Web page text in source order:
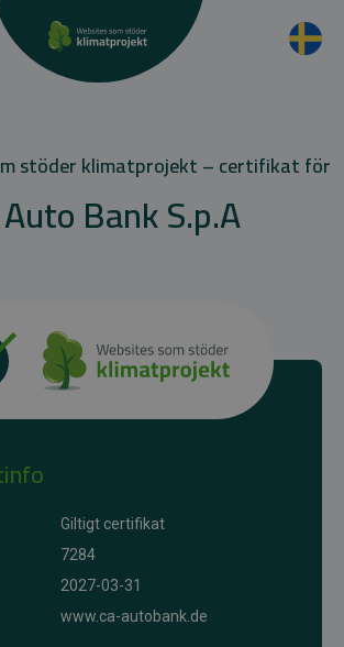
stöder klimatprojekt – certifikat för
Bank S.p.A
Giltigt certifikat
7284
2027-03-31
www.ca-autobank.de